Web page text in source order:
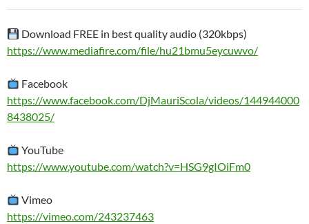
audio
Download FREE in best quality audio (320kbps)
https://www.mediafire.com/file/hu21bmu5eycuwvo/
Facebook
https://www.facebook.com/DjMauriScola/videos/144944000
8438025/
YouTube
https://www.youtube.com/watch?v=HSG9gIOiFm0
Vimeo
https://vimeo.com/243237463